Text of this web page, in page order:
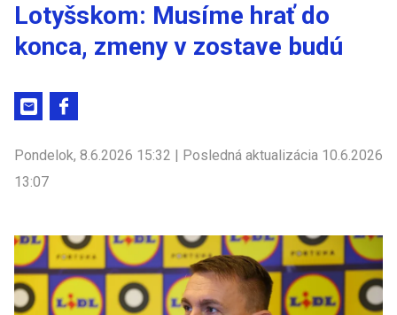
Lotyšskom: Musíme hrať do
konca, zmeny v zostave budú
Pondelok, 8.6.2026 15:32 | Posledná aktualizácia 10.6.2026
13:07